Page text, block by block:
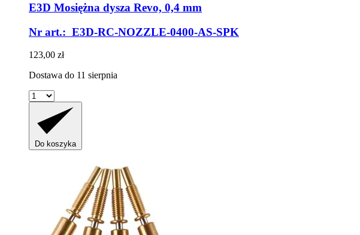
E3D Mosiężna dysza Revo, 0,4 mm
Nr art.: E3D-RC-NOZZLE-0400-AS-SPK
123,00 zł
Dostawa do 11 sierpnia
Do koszyka